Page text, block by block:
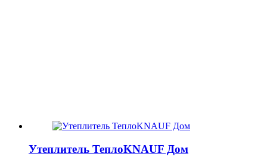
Утеплитель ТеплоKNAUF Дом